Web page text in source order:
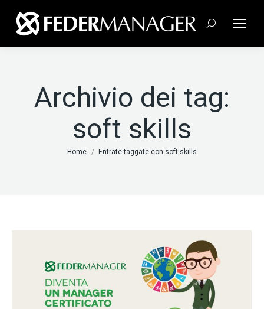
Cerca:
Archivio dei tag:
soft skills
Tu sei qui:
Home Entrate taggate con soft skills